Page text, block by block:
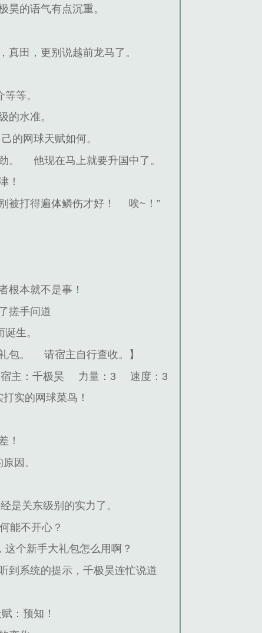
昊的语气有点沉重。
真田，更别说越前龙马了。
等。
的水准。
的网球天赋如何。
。
他现在马上就要升国中了。
！
被打得遍体鳞伤才好！
唉~！”
根本就不是事！
搓手问道
生。
包。
请宿主自行查收。】
宿主：千极昊 力量：3
速度：3
实的网球菜鸟！
！
因。
是关东级别的实力了。
能不开心？
这个新手大礼包怎么用啊？
到系统的提示，千极昊连忙说道
：预知！